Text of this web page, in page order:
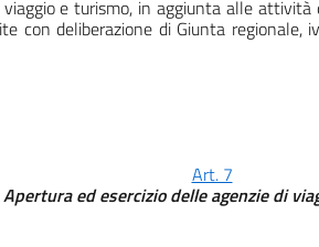
e turismo, in aggiunta alle attività
con deliberazione di Giunta regionale,
Art. 7
Apertura ed esercizio delle agenzie di